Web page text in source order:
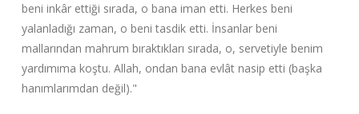
beni inkâr ettiği sırada, o bana iman etti. Herkes beni
yalanladığı zaman, o beni tasdik etti. İnsanlar beni
mallarından mahrum bıraktıkları sırada, o, servetiyle benim
yardımıma koştu. Allah, ondan bana evlât nasip etti (başka
hanımlarımdan değil)."